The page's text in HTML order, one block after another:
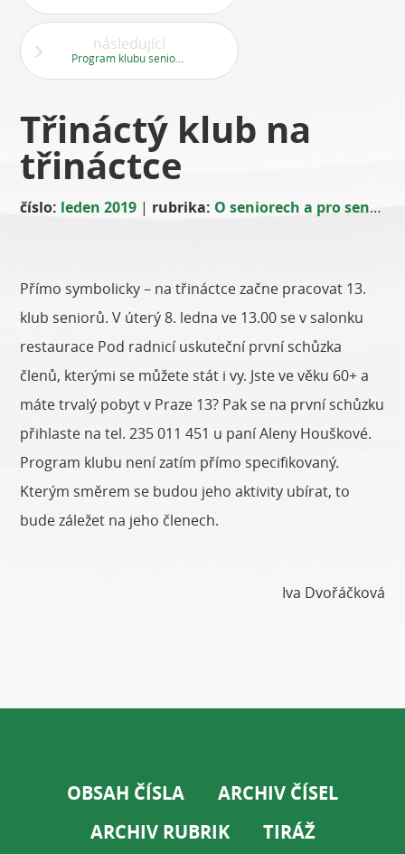
následující
Třináctý klub na
třináctce
číslo: leden 2019 | rubrika: O seniorech a pro seniory
Přímo symbolicky – na třináctce začne pracovat 13.
klub seniorů. V úterý 8. ledna ve 13.00 se v salonku
restaurace Pod radnicí uskuteční první schůzka
členů, kterými se můžete stát i vy. Jste ve věku 60+ a
máte trvalý pobyt v Praze 13? Pak se na první schůzku
přihlaste na tel. 235 011 451 u paní Aleny Houškové.
Program klubu není zatím přímo specifikovaný.
Kterým směrem se budou jeho aktivity ubírat, to
bude záležet na jeho členech.
Iva Dvořáčková
OBSAH ČÍSLA
ARCHIV ČÍSEL
ARCHIV RUBRIK
TIRÁŽ